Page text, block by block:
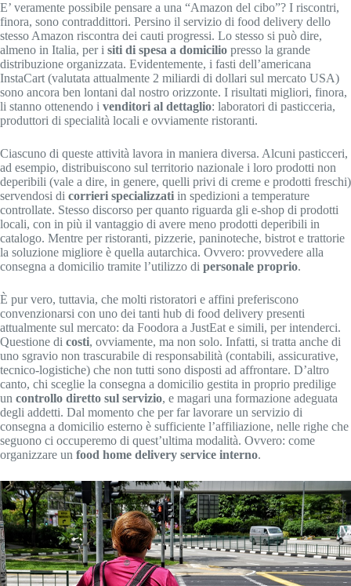
E’ veramente possibile pensare a una “Amazon del cibo”? I riscontri,
finora, sono contraddittori. Persino il servizio di food delivery dello
stesso Amazon riscontra dei cauti progressi. Lo stesso si può dire,
almeno in Italia, per i siti di spesa a domicilio presso la grande
distribuzione organizzata. Evidentemente, i fasti dell’americana
InstaCart (valutata attualmente 2 miliardi di dollari sul mercato USA)
sono ancora ben lontani dal nostro orizzonte. I risultati migliori, finora,
li stanno ottenendo i venditori al dettaglio: laboratori di pasticceria,
produttori di specialità locali e ovviamente ristoranti.
Ciascuno di queste attività lavora in maniera diversa. Alcuni pasticceri,
ad esempio, distribuiscono sul territorio nazionale i loro prodotti non
deperibili (vale a dire, in genere, quelli privi di creme e prodotti freschi)
servendosi di corrieri specializzati in spedizioni a temperature
controllate. Stesso discorso per quanto riguarda gli e-shop di prodotti
locali, con in più il vantaggio di avere meno prodotti deperibili in
catalogo. Mentre per ristoranti, pizzerie, paninoteche, bistrot e trattorie
la soluzione migliore è quella autarchica. Ovvero: provvedere alla
consegna a domicilio tramite l’utilizzo di personale proprio.
È pur vero, tuttavia, che molti ristoratori e affini preferiscono
convenzionarsi con uno dei tanti hub di food delivery presenti
attualmente sul mercato: da Foodora a JustEat e simili, per intenderci.
Questione di costi, ovviamente, ma non solo. Infatti, si tratta anche di
uno sgravio non trascurabile di responsabilità (contabili, assicurative,
tecnico-logistiche) che non tutti sono disposti ad affrontare. D’altro
canto, chi sceglie la consegna a domicilio gestita in proprio predilige
un controllo diretto sul servizio, e magari una formazione adeguata
degli addetti. Dal momento che per far lavorare un servizio di
consegna a domicilio esterno è sufficiente l’affiliazione, nelle righe che
seguono ci occuperemo di quest’ultima modalità. Ovvero: come
organizzare un food home delivery service interno.